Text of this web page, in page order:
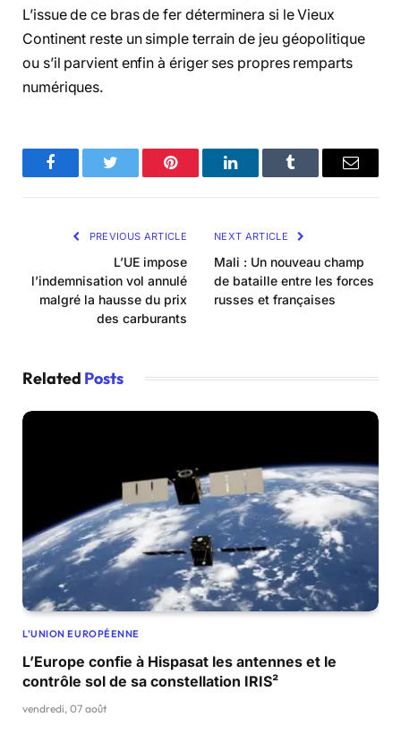
L’issue de ce bras de fer déterminera si le Vieux
Continent reste un simple terrain de jeu géopolitique
ou s’il parvient enfin à ériger ses propres remparts
numériques.
FacebookTwitter Pinterest LinkedInTumblr Email
PREVIOUS ARTICLE
L’UE impose
l’indemnisation vol annulé
malgré la hausse du prix
des carburants
NEXT ARTICLE
Mali : Un nouveau champ
de bataille entre les forces
russes et françaises
Related Posts
L'UNION EUROPÉENNE
L’Europe confie à Hispasat les antennes et le
contrôle sol de sa constellation IRIS²
vendredi, 07 août